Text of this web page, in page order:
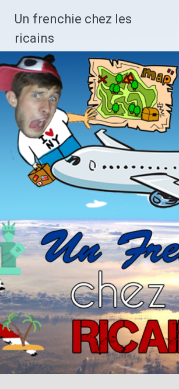
content
Un frenchie chez les
ricains